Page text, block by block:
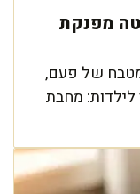
מפנקת
של פעם,
מחבת